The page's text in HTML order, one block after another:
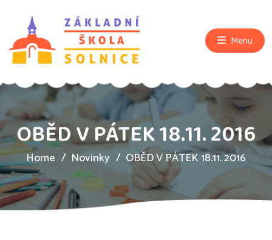
Menu
OBĚD V PÁTEK 18.11. 2016
Home Novinky OBĚD V PÁTEK 18.11. 2016